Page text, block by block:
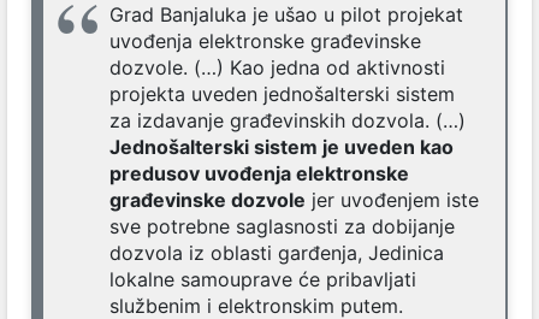
Grad Banjaluka je ušao u pilot projekat
uvođenja elektronske građevinske
dozvole. (…) Kao jedna od aktivnosti
projekta uveden jednošalterski sistem
za izdavanje građevinskih dozvola. (…)
Jednošalterski sistem je uveden kao
predusov uvođenja elektronske
građevinske dozvole jer uvođenjem iste
sve potrebne saglasnosti za dobijanje
dozvola iz oblasti garđenja, Jedinica
lokalne samouprave će pribavljati
službenim i elektronskim putem.